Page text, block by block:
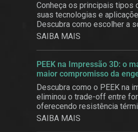
Conheça os principais tipos
suas tecnologias e
Descubra como escolher a
3BE.
SAIBA MAIS
PEEK na Impressão 3D: o
maior compromisso da
Descubra como o PEEK na
eliminou o trade-off entre
oferecendo resistência
estrutural.
SAIBA MAIS